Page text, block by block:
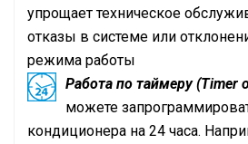
упрощает техническое
отказы в системе или
режима работы
Работа по таймеру (Timer
можете
кондиционера на 24 часа.